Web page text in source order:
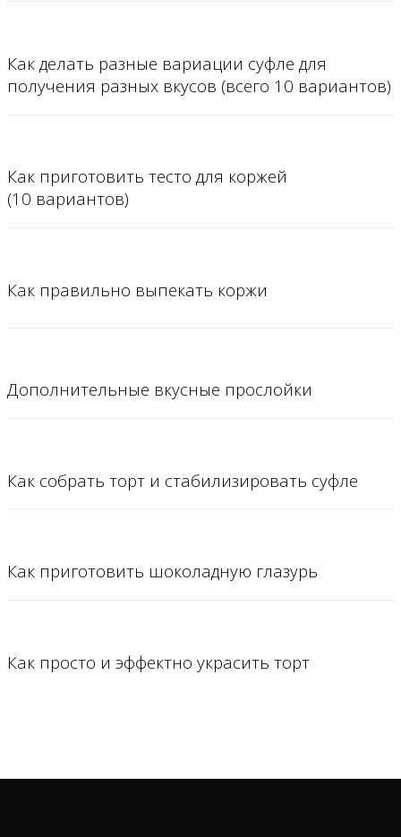
Как делать разные вариации суфле для
получения разных вкусов (всего 10 вариантов)
Как приготовить тесто для коржей
(10 вариантов)
Как правильно выпекать коржи
Дополнительные вкусные прослойки
Как собрать торт и стабилизировать суфле
Как приготовить шоколадную глазурь
Как просто и эффектно украсить торт